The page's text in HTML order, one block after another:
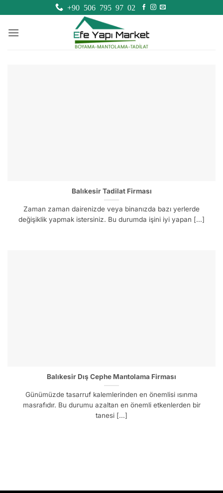
+90 506 795 97 02
Balıkesir Tadilat Firması
Zaman zaman dairenizde veya binanızda bazı yerlerde
değişiklik yapmak istersiniz. Bu durumda işini iyi yapan [...]
Balıkesir Dış Cephe Mantolama Firması
Günümüzde tasarruf kalemlerinden en önemlisi ısınma
masrafıdır. Bu durumu azaltan en önemli etkenlerden bir
tanesi [...]